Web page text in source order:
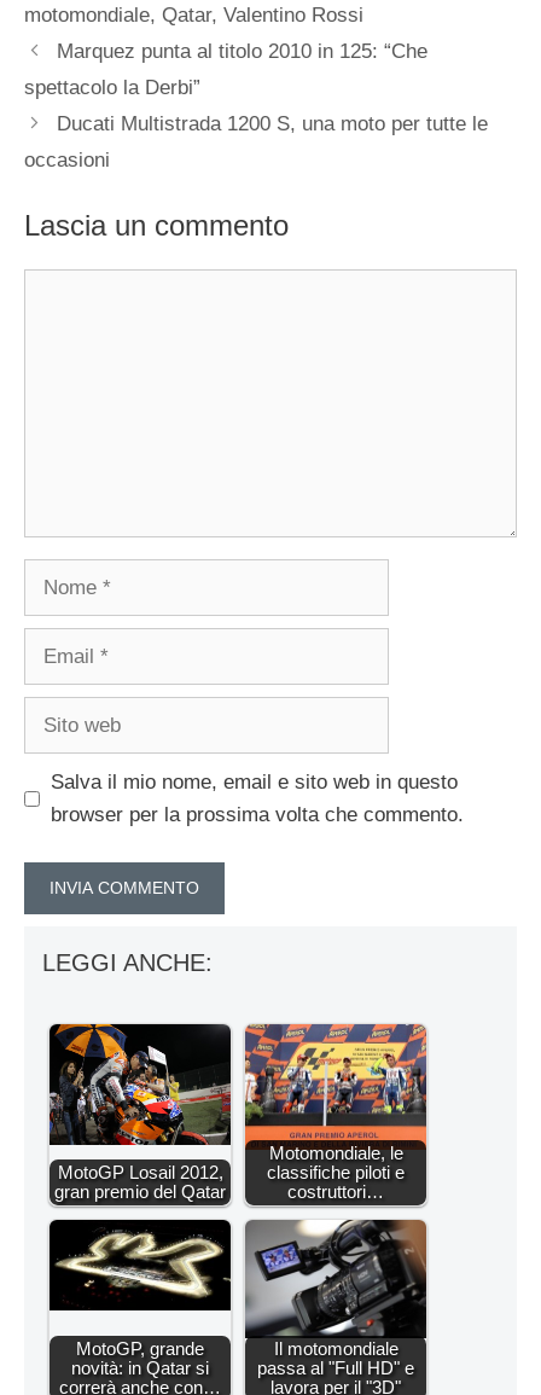
motomondiale, Qatar, Valentino Rossi
Marquez punta al titolo 2010 in 125: “Che
spettacolo la Derbi”
Ducati Multistrada 1200 S, una moto per tutte le
occasioni
Lascia un commento
Nome
Email
Sito
Salva il mio nome, email e sito web in questo
browser per la prossima volta che commento.
LEGGI ANCHE:
MotoGP Losail 2012,
gran premio del Qatar
Motomondiale, le
classifiche piloti e
costruttori…
MotoGP, grande
novità: in Qatar si
correrà anche con…
Il motomondiale
passa al "Full HD" e
lavora per il "3D"